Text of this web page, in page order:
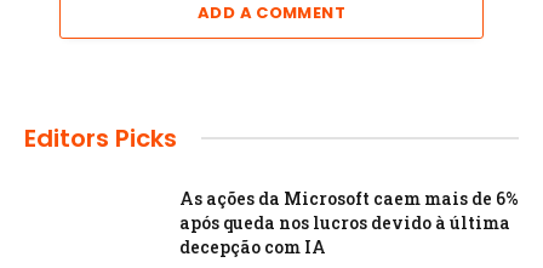
ADD A COMMENT
Editors Picks
As ações da Microsoft caem mais de 6%
após queda nos lucros devido à última
decepção com IA